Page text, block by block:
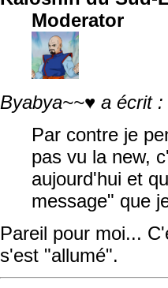
Moderator
Byabya~~♥ a écrit :
Par contre je
pas vu la new,
aujourd'hui et
message" que
Pareil pour moi...
s'est "allumé".